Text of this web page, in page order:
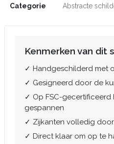
Categorie
Abstracte
Kenmerken van dit
✓ Handgeschilderd met
✓ Gesigneerd door de
✓ Op FSC-gecertificeerd
gespannen
✓ Zijkanten volledig
✓ Direct klaar om op te